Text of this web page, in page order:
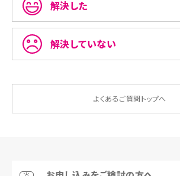
解決した
解決していない
よくあるご質問トップへ